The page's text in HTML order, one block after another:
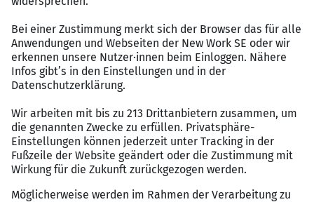
Gesund bleiben: Kleiner Eigenbeitrag, große
Auswahl – Zugang zu über 13.500 Fitness- und
Wellnessangeboten
flache Hierarchien sowie faires, kooperatives
Miteinander
JOBRAD
Weiterbildungsmaßnahmen durch die TAUBER